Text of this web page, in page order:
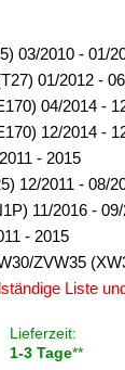
03/2010 - 01/
01/2012 -
04/2014 -
12/2014 -
- 2015
12/2011 - 08/
11/2016 -
- 2015
ZVW35
Liste
Lieferzeit:
1-3 Tage**